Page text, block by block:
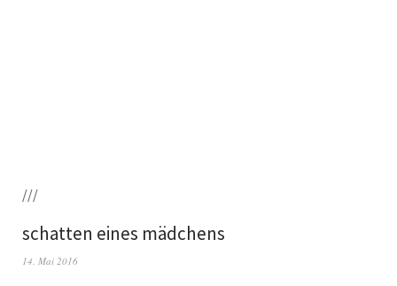
///
schatten eines mädchens
14. Mai 2016